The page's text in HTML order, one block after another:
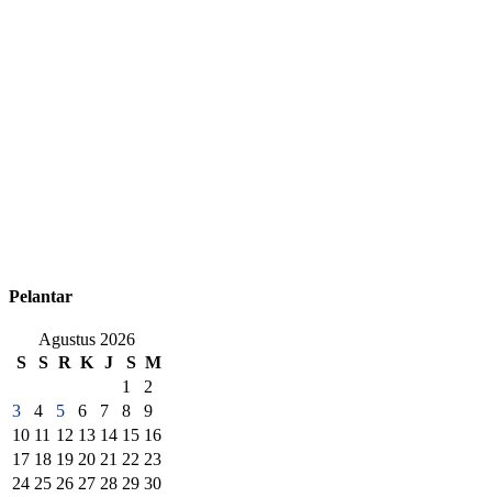
Pelantar
Agustus 2026
S
S R K J S M
1
2
3
4 5 6 7 8
9
10 11 12 13 14 15 16
17 18 19 20 21 22 23
24 25 26 27 28 29 30